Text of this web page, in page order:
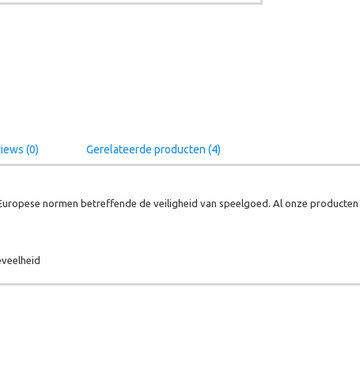
(0) Gerelateerde producten (4)
normen betreffende de veiligheid van speelgoed. Al onze